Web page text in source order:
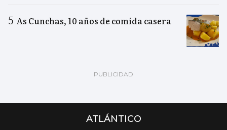
As Cunchas, 10 años de comida casera
ATLÁNTICO